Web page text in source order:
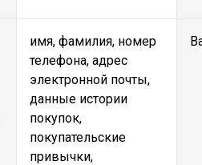
имя, фамилия, номер
телефона, адрес
электронной почты,
данные истории
покупок,
покупательские
привычки,